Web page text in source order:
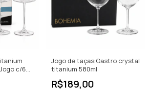
c/6
Jogo de taças Gastro crystal
titanium 580ml
R$189,00